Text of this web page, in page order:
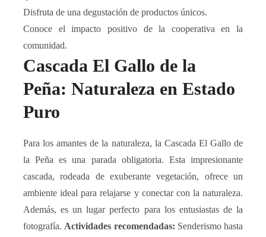
Disfruta de una degustación de productos únicos.
Conoce el impacto positivo de la cooperativa en la
comunidad.
Cascada El Gallo de la
Peña: Naturaleza en Estado
Puro
Para los amantes de la naturaleza, la Cascada El Gallo de
la Peña es una parada obligatoria. Esta impresionante
cascada, rodeada de exuberante vegetación, ofrece un
ambiente ideal para relajarse y conectar con la naturaleza.
Además, es un lugar perfecto para los entusiastas de la
fotografía. Actividades recomendadas: Senderismo hasta